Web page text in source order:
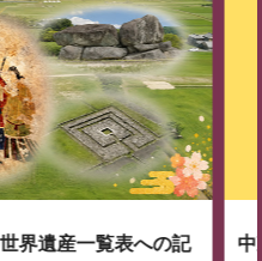
界遺産一覧表への記
中